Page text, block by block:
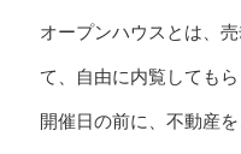
オープンハウスとは、
て、自由に内覧してもら
開催日の前に、不動産